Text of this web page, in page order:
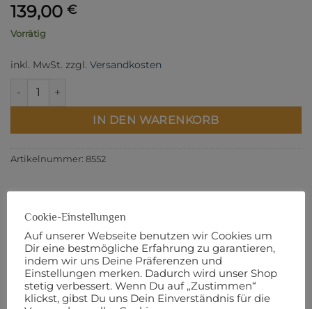
139,00 €
Vorrätig
inkl. MwSt. zzgl. Versandkosten
Flora and Form Fat Quarter Bundle by Essoldo Design Menge
IN DEN WARENKORB
Artikelnummer: 8552
BESCHREIBUNG
ZUSÄTZLICHE INFORMATIONEN
PRODUKTSICHERHEIT
Cookie-Einstellungen
Auf unserer Webseite benutzen wir Cookies um
Dir eine bestmögliche Erfahrung zu garantieren,
indem wir uns Deine Präferenzen und
Einstellungen merken. Dadurch wird unser Shop
stetig verbessert. Wenn Du auf „Zustimmen“
klickst, gibst Du uns Dein Einverständnis für die